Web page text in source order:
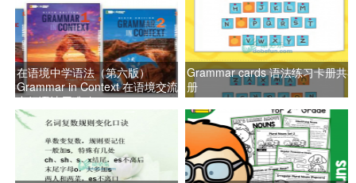
在语境中学语法（第六版）
Grammar in Context 在语境交流
中把语法用准确
Grammar cards 语法练习卡册共3
册